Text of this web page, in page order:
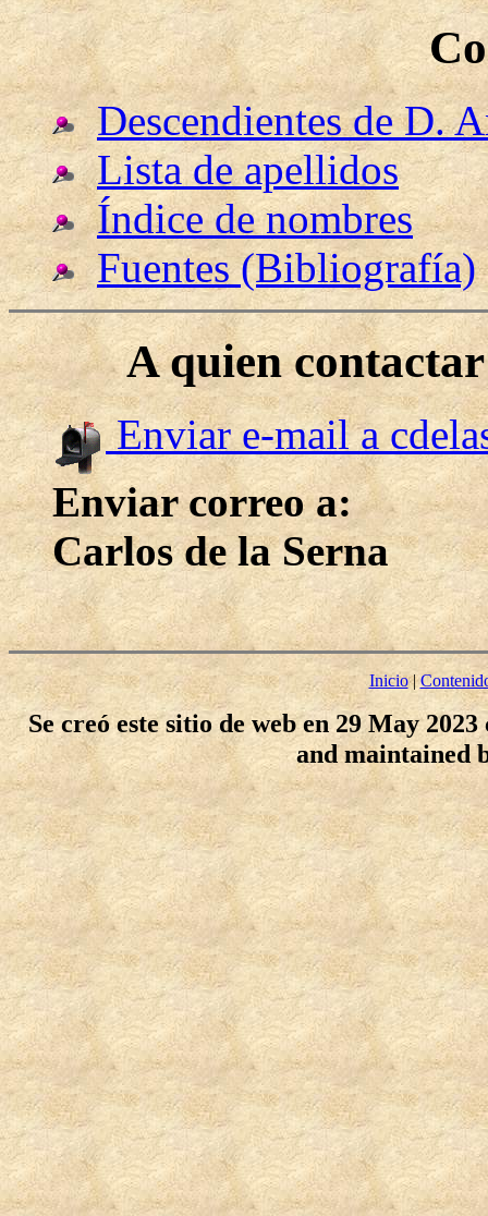
Descendientes de D.
Lista de apellidos
Índice de nombres
Fuentes (Bibliografía)
A quien
Enviar e-mail a
Enviar correo a:
Carlos de la Serna
Inicio|
Se creó este sitio de web en 29 May
and maintained